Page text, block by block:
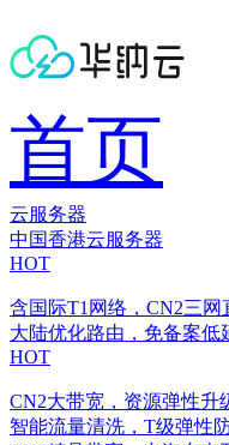
首页
云服务器
中国香港云服务器
HOT
含国际T1网络，CN2三网
大陆优化路由，免备案低
HOT
CN2大带宽，资源弹性升
智能流量清洗，T级弹性